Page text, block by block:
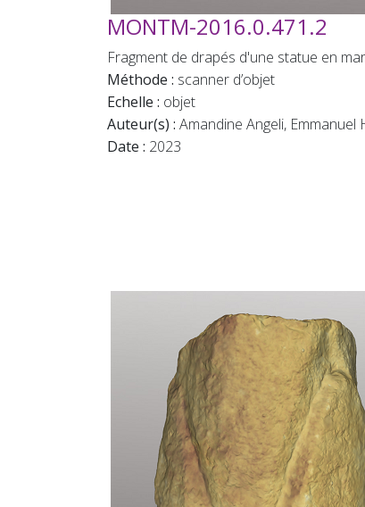
MONTM-2016.0.471.2
Fragment de drapés d'une statue en
Méthode : scanner d’objet
Echelle : objet
Auteur(s) : Amandine Angeli, Emmanuel
Date : 2023